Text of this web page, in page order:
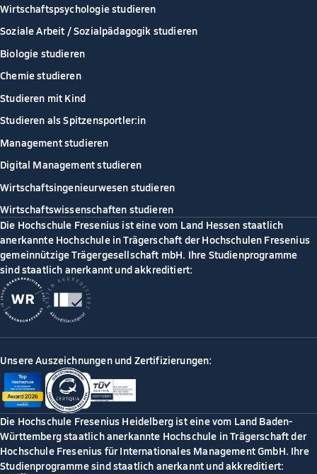
Wirtschaftspsychologie studieren
Soziale Arbeit / Sozialpädagogik studieren
Biologie studieren
Chemie studieren
Studieren mit Kind
Studieren als Spitzensportler:in
Management studieren
Digital Management studieren
Wirtschaftsingenieurwesen studieren
Wirtschaftswissenschaften studieren
Die Hochschule Fresenius ist eine vom Land Hessen staatlich
anerkannte Hochschule in Trägerschaft der Hochschulen Fresenius
gemeinnützige Trägergesellschaft mbH. Ihre Studienprogramme
sind staatlich anerkannt und akkreditiert:
Unsere Auszeichnungen und Zertifizierungen:
Die Hochschule Fresenius Heidelberg ist eine vom Land Baden-
Württemberg staatlich anerkannte Hochschule in Trägerschaft der
Hochschule Fresenius für Internationales Management GmbH. Ihre
Studienprogramme sind staatlich anerkannt und akkreditiert: